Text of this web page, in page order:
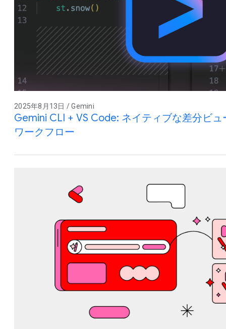
2025年8月13日 / Gemini
Gemini CLI + VS Code: ネイティブな差分ビ
ワークフロー